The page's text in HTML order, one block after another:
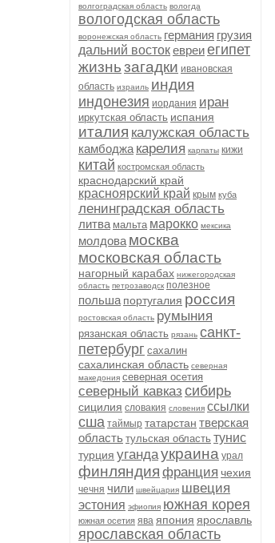
волгоградская область вологда
вологодская область
воронежская область германия грузия
дальний востокевреиегипет
жизньзагадки ивановская
область израиль индия
индонезия иордания иран
иркутская область испания
италия калужская область
камбоджа карелия карпаты кижи
китай костромская область
краснодарский край
красноярский край крым куба
ленинградская область
литва мальта марокко мексика
молдова москва
московская область
нагорный карабах нижегородская
область петрозаводск полезное
польша португалия россия
ростовская область румыния
рязанская область рязань санкт-
петербург сахалин
сахалинская область северная
македония северная осетия
северный кавказ сибирь
сицилия словакия словения ссылки
сша таймыр татарстан тверская
область тульская область тунис
турция угандаукраина урал
финляндия франция чехия
чечня чили швейцария швеция
эстония эфиопия южная корея
южная осетия ява япония ярославль
ярославская область